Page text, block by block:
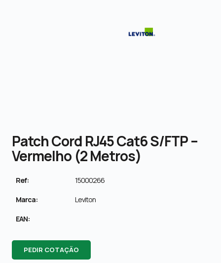
Patch Cord RJ45 Cat6 S/FTP –
Vermelho (2 Metros)
Ref: 15000266
Marca: Leviton
EAN:
PEDIR COTAÇÃO